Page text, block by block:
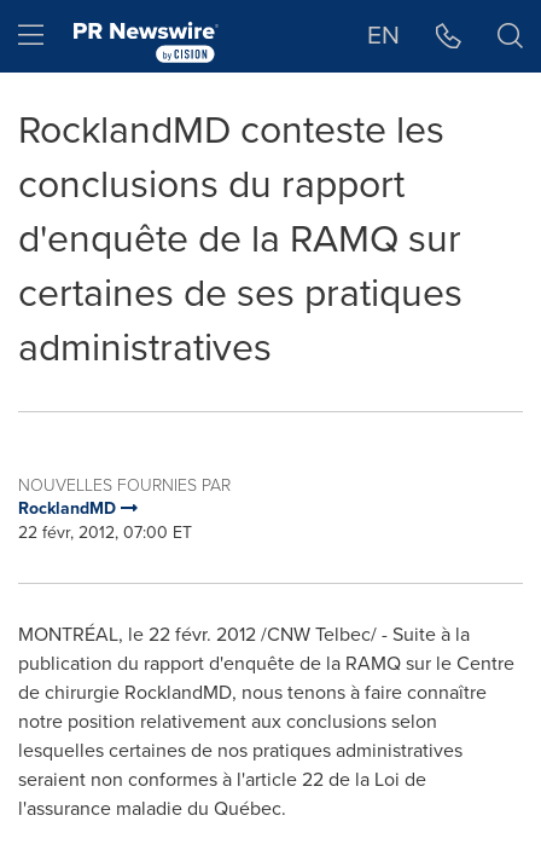
Hamburger menu EN
RocklandMD conteste les
conclusions du rapport
d'enquête de la RAMQ sur
certaines de ses pratiques
administratives
NOUVELLES FOURNIES PAR
RocklandMD
22 févr, 2012, 07:00 ET
MONTRÉAL, le 22 févr. 2012 /CNW Telbec/ - Suite à la
publication du rapport d'enquête de la RAMQ sur le Centre
de chirurgie RocklandMD, nous tenons à faire connaître
notre position relativement aux conclusions selon
lesquelles certaines de nos pratiques administratives
seraient non conformes à l'article 22 de la Loi de
l'assurance maladie du Québec.